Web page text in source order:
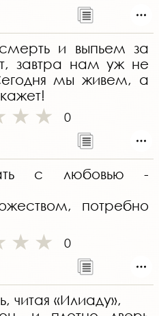
и выпьем за
завтра нам уж не
мы живем, а
0
с любовью -
потребно
0
читая «Илиаду»,